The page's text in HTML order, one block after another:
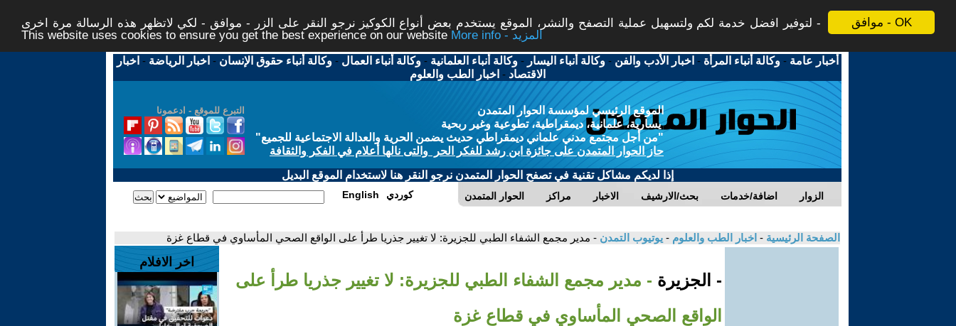
موافق - OK
لتوفير افضل خدمة لكم ولتسهيل عملية التصفح والنشر، الموقع يستخدم بعض أنواع الكوكيز نرجو النقر على الزر - موافق - لكي لاتظهر هذه الرسالة مرة اخرى -
This website uses cookies to ensure you get the best experience on our website
More info - المزيد
أخبار عامة -وكالة أنباء المرأة - اخبار الأدب والفن -وكالة أنباء اليسار -وكالة أنباء العلمانية -وكالة أنباء العمال -وكالة أنباء حقوق الإنسان - اخبار الرياضة - اخبار
الاقتصاد - اخبار الطب والعلوم
التبرع للموقع - ادعمونا
الموقع الرئيسي لمؤسسة الحوار المتمدن
يسارية، علمانية، ديمقراطية، تطوعية وغير ربحية
"من أجل مجتمع مدني علماني ديمقراطي حديث يضمن الحرية والعدالة الاجتماعية للجميع"
حاز الحوار المتمدن على جائزة ابن رشد للفكر الحر والتى نالها أعلام في الفكر والثقافة
إذا لديكم مشاكل تقنية في تصفح الحوار المتمدن نرجو النقر هنا لاستخدام الموقع البديل
الحوار المتمدن مراكز الاخبار بحث/الارشيف اضافة/خدمات الزوار English كوردي
الصفحة الرئيسية - اخبار الطب والعلوم - يوتيوب التمدن - مدير مجمع الشفاء الطبي للجزيرة: لا تغيير جذريا طرأ على الواقع الصحي المأساوي في قطاع غزة
- الجزيرة - مدير مجمع الشفاء الطبي للجزيرة: لا تغيير جذريا طرأ على
الواقع الصحي المأساوي في قطاع غزة
اخر الافلام